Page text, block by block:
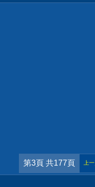
第3頁 共177頁 上